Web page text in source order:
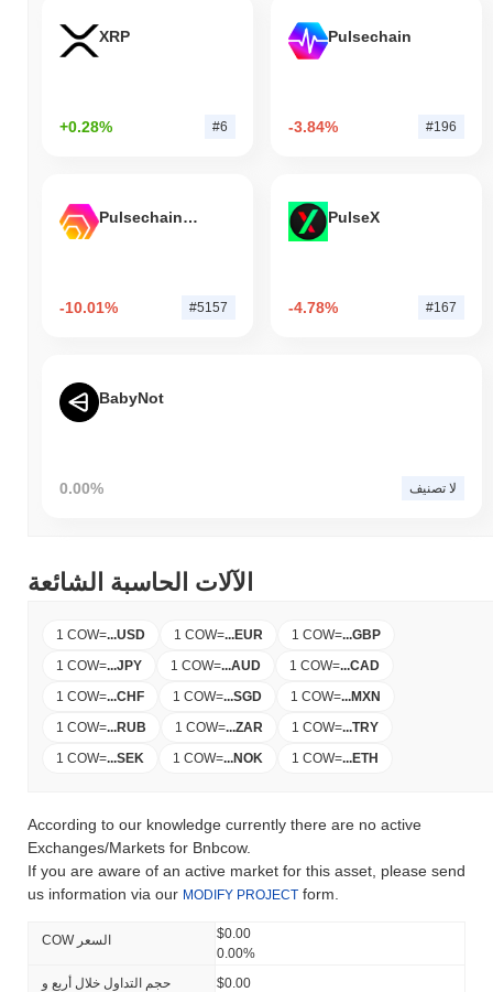
XRP
+0.28% #6
Pulsechain
-3.84% #196
Pulsechain Bridged HEX (Pulsechain)
-10.01% #5157
PulseX
-4.78% #167
BabyNot
0.00% لا تصنيف
الآلات الحاسبة الشائعة
1 COW=...USD 1 COW=...EUR 1 COW=...GBP
1 COW=...JPY 1 COW=...AUD 1 COW=...CAD
1 COW=...CHF 1 COW=...SGD 1 COW=...MXN
1 COW=...RUB 1 COW=...ZAR 1 COW=...TRY
1 COW=...SEK 1 COW=...NOK 1 COW=...ETH
According to our knowledge currently there are no active
Exchanges/Markets for Bnbcow.
If you are aware of an active market for this asset, please send
us information via our MODIFY PROJECT form.
COW السعر
$0.00
0.00%
حجم التداول خلال أربع و
$0.00